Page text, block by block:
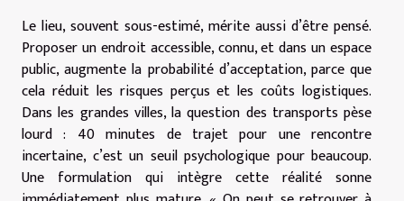
Le lieu, souvent sous-estimé, mérite aussi d’être pensé.
Proposer un endroit accessible, connu, et dans un espace
public, augmente la probabilité d’acceptation, parce que
cela réduit les risques perçus et les coûts logistiques.
Dans les grandes villes, la question des transports pèse
lourd : 40 minutes de trajet pour une rencontre
incertaine, c’est un seuil psychologique pour beaucoup.
Une formulation qui intègre cette réalité sonne